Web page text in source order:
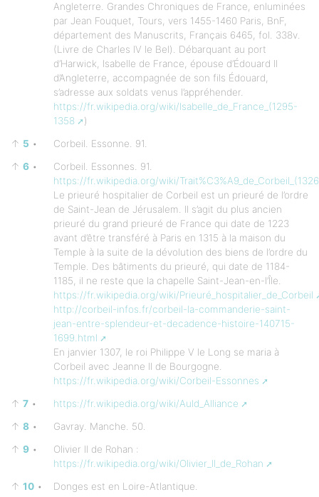
Angleterre. Grandes Chroniques de France, enluminées
par Jean Fouquet, Tours, vers 1455-1460 Paris, BnF,
département des Manuscrits, Français 6465, fol. 338v.
(Livre de Charles IV le Bel). Débarquant au port
d’Harwick, Isabelle de France, épouse d’Édouard II
d’Angleterre, accompagnée de son fils Édouard,
s’adresse aux soldats venus l’appréhender.
https://fr.wikipedia.org/wiki/Isabelle_de_France_(1295-
1358
)
↑ 5 •
Corbeil. Essonne. 91.
↑ 6 •
Corbeil. Essonnes. 91.
https://fr.wikipedia.org/wiki/Trait%C3%A9_de_Corbeil_(1326
Le prieuré hospitalier de Corbeil est un prieuré de l’ordre
de Saint-Jean de Jérusalem. Il s’agit du plus ancien
prieuré du grand prieuré de France qui date de 1223
avant d’être transféré à Paris en 1315 à la maison du
Temple à la suite de la dévolution des biens de l’ordre du
Temple. Des bâtiments du prieuré, qui date de 1184-
1185, il ne reste que la chapelle Saint-Jean-en-l’Île.
https://fr.wikipedia.org/wiki/Prieuré_hospitalier_de_Corbeil
http://corbeil-infos.fr/corbeil-la-commanderie-saint-
jean-entre-splendeur-et-decadence-histoire-140715-
1699.html
En janvier 1307, le roi Philippe V le Long se maria à
Corbeil avec Jeanne II de Bourgogne.
https://fr.wikipedia.org/wiki/Corbeil-Essonnes
↑ 7 •
https://fr.wikipedia.org/wiki/Auld_Alliance
↑ 8 •
Gavray. Manche. 50.
↑ 9 •
Olivier II de Rohan :
https://fr.wikipedia.org/wiki/Olivier_II_de_Rohan
↑ 10 •
Donges est en Loire-Atlantique.